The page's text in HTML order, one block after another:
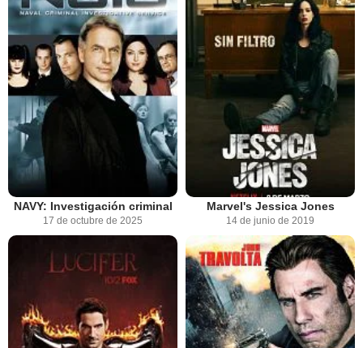
NAVY: Investigación criminal
17 de octubre de 2025
Marvel's Jessica Jones
14 de junio de 2019